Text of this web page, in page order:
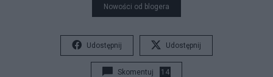
Nowości od blogera
Udostępnij Udostępnij
Skomentuj 14